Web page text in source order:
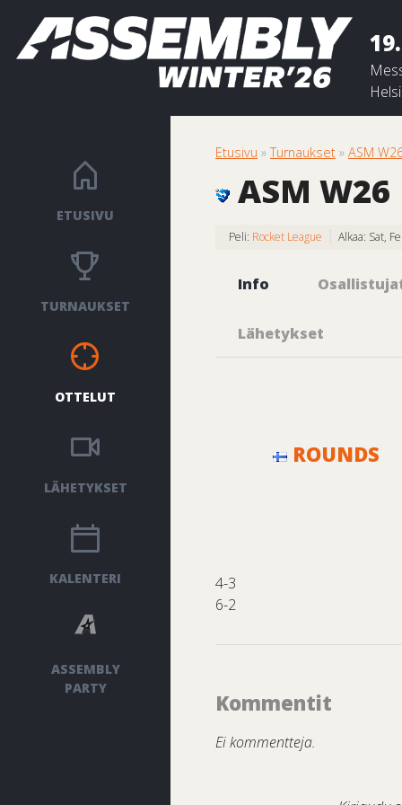
ETUSIVU
TURNAUKSET
OTTELUT
LÄHETYKSET
KALENTERI
ASSEMBLY
PARTY
Etusivu »Turnaukset » ASM
ASM
Peli: Rocket League Alkaa: Sat,
Info
Lähetykset
ROUNDS
4-3
6-2
Kommentit
Ei kommentteja.